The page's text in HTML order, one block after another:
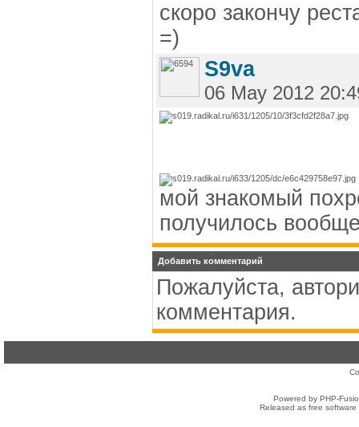
скоро закончу
=)
S9va
06 May 2012
мой знакомый
получилось
Добавить комментарий
Пожалуйста,
комментария.
Powered by PHP-
Released as free